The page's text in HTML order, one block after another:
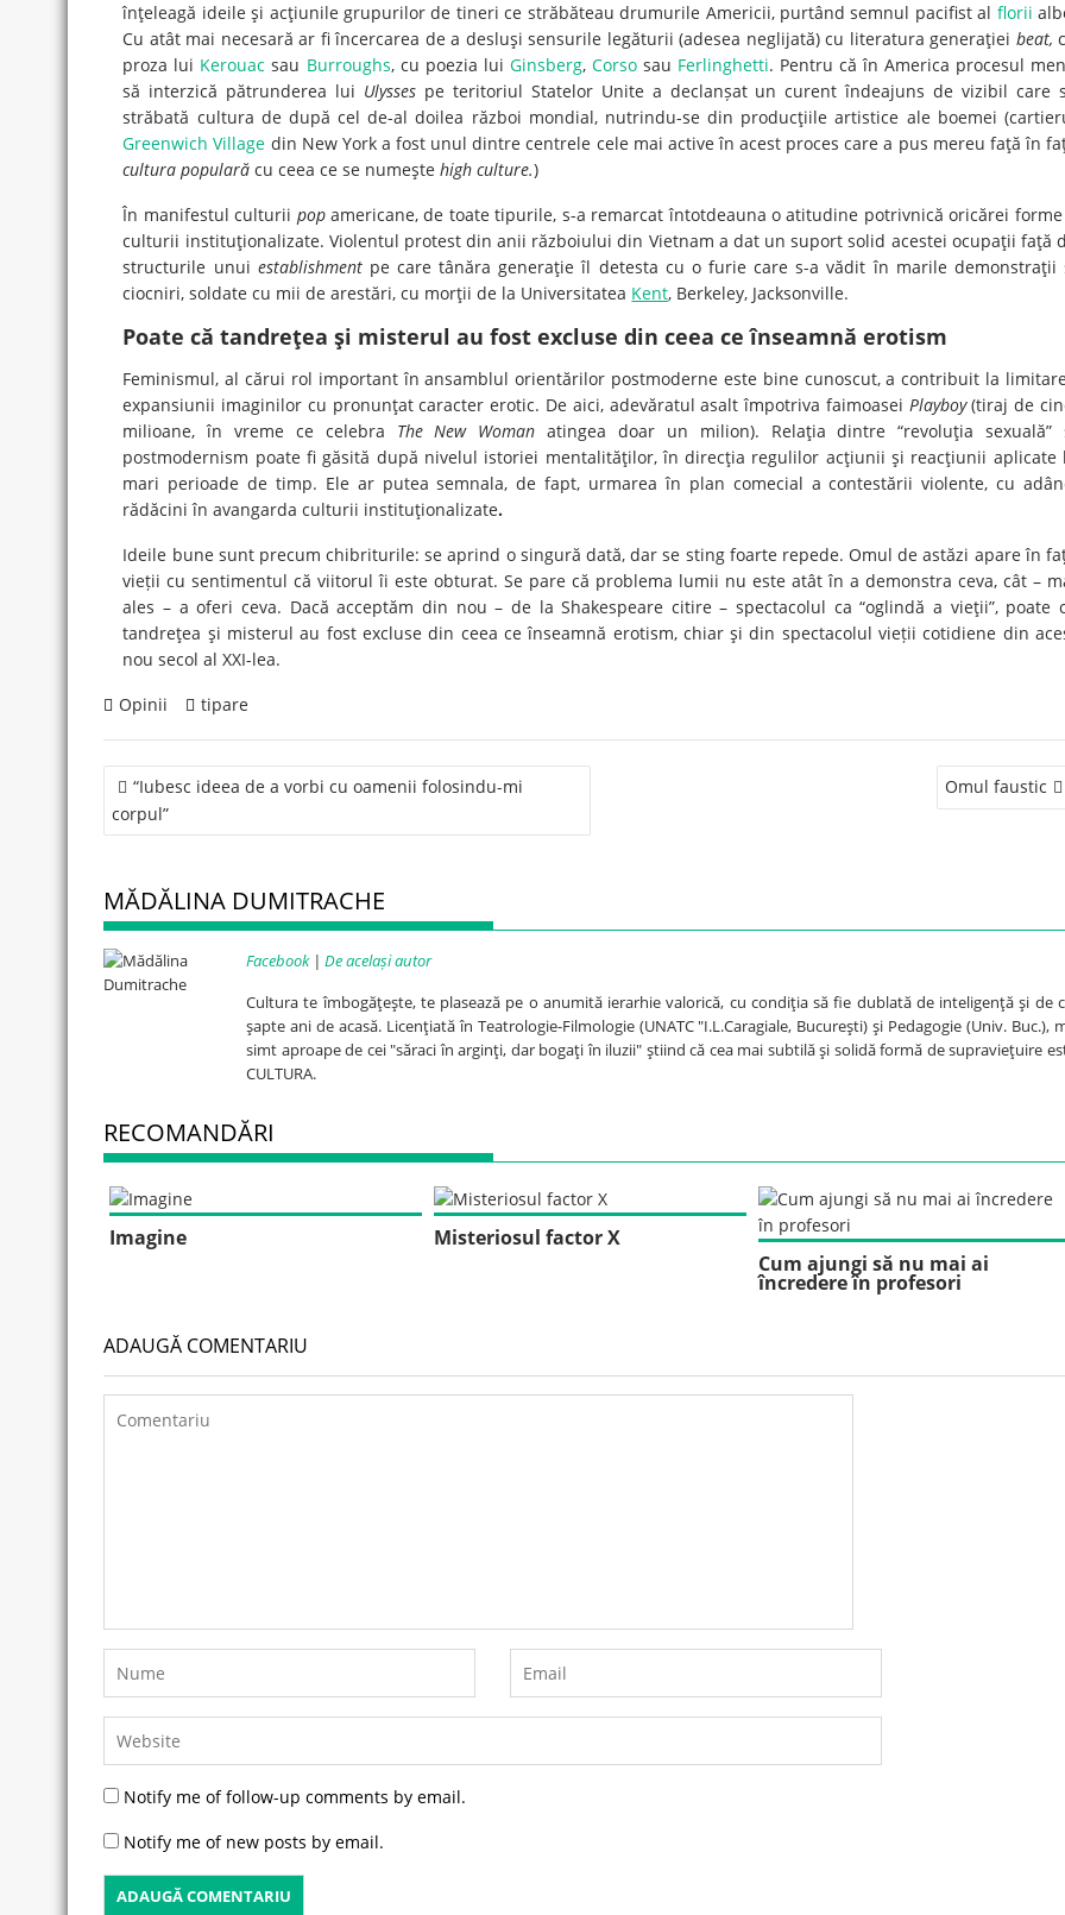
înţeleagă ideile şi acţiunile grupurilor de tineri ce străbăteau drumurile Americii, purtând semnul pacifist al florii
Cu atât mai necesară ar fi încercarea de a desluşi sensurile legăturii (adesea neglijată) cu literatura generaţiei beat,
proza lui Kerouac sau Burroughs, cu poezia lui Ginsberg, Corsosau Ferlinghetti. Pentru că în America procesul
să interzică pătrunderea lui Ulysses pe teritoriul Statelor Unite a declanșat un curent îndeajuns de vizibil care
străbată cultura de după cel de-al doilea război mondial, nutrindu-se din producţiile artistice ale boemei
Greenwich Village din New York a fost unul dintre centrele cele mai active în acest proces care a pus mereu faţă în
cultura populară cu ceea ce se numeşte high culture.)
În manifestul culturii popamericane, de toate tipurile, s-a remarcat întotdeauna o atitudine potrivnică oricărei forme
culturii instituţionalizate. Violentul protest din anii războiului din Vietnam a dat un suport solid acestei ocupaţii faţă
structurile unui establishmentpe care tânăra generaţie îl detesta cu o furie care s-a vădit în marile demonstraţii
ciocniri, soldate cu mii de arestări, cu morţii de la Universitatea Kent, Berkeley, Jacksonville.
Poate că tandreţea şi misterul au fost excluse din ceea ce înseamnă erotism
Feminismul, al cărui rol important în ansamblul orientărilor postmoderne este bine cunoscut, a contribuit la
expansiunii imaginilor cu pronunţat caracter erotic. De aici, adevăratul asalt împotriva faimoasei Playboy(tiraj de
milioane, în vreme ce celebra The New Woman atingea doar un milion). Relaţia dintre “revoluţia sexuală”
postmodernism poate fi găsită după nivelul istoriei mentalităţilor, în direcţia regulilor acţiunii şi reacţiunii aplicate
mari perioade de timp. Ele ar putea semnala, de fapt, urmarea în plan comecial a contestării violente, cu
rădăcini în avangarda culturii instituţionalizate.
Ideile bune sunt precum chibriturile: se aprind o singură dată, dar se sting foarte repede. Omul de astăzi apare în
vieții cu sentimentul că viitorul îi este obturat. Se pare că problema lumii nu este atât în a demonstra ceva, cât –
ales – a oferi ceva. Dacă acceptăm din nou – de la Shakespeare citire – spectacolul ca “oglindă a vieţii”, poate
tandreţea şi misterul au fost excluse din ceea ce înseamnă erotism, chiar şi din spectacolul vieții cotidiene din
nou secol al XXI-lea.
Opinii
tipare
Post
navigation
“Iubesc ideea de a vorbi cu oamenii folosindu-mi
corpul”
Omul faustic
MĂDĂLINA DUMITRACHE
Facebook| De același autor
Cultura te îmbogăţeşte, te plasează pe o anumită ierarhie valorică, cu condiţia să fie dublată de inteligenţă şi de
şapte ani de acasă. Licenţiată în Teatrologie-Filmologie (UNATC "I.L.Caragiale, Bucureşti) şi Pedagogie (Univ. Buc.),
simt aproape de cei "săraci în arginţi, dar bogaţi în iluzii" ştiind că cea mai subtilă şi solidă formă de supravieţuire
CULTURA.
RECOMANDĂRI
Imagine
Misteriosul factor X
Cum ajungi să nu mai ai
încredere în profesori
ADAUGĂ COMENTARIU
Notify me of follow-up comments by email.
Notify me of new posts by email.